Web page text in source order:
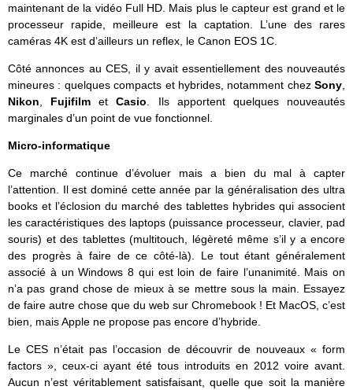
maintenant de la vidéo Full HD. Mais plus le capteur est grand et le
processeur rapide, meilleure est la captation. L’une des rares
caméras 4K est d’ailleurs un reflex, le Canon EOS 1C.
Côté annonces au CES, il y avait essentiellement des nouveautés
mineures : quelques compacts et hybrides, notamment chez Sony
Nikon
Fujifilm etCasio . Ils apportent quelques nouveautés
marginales d’un point de vue fonctionnel.
Micro-informatique
Ce marché continue d’évoluer mais a bien du mal à capter
l’attention. Il est dominé cette année par la généralisation des ultra
books et l’éclosion du marché des tablettes hybrides qui associent
les caractéristiques des laptops (puissance processeur, clavier, pad
souris) et des tablettes (multitouch, légèreté même s’il y a encore
des progrès à faire de ce côté-là). Le tout étant généralement
associé à un Windows 8 qui est loin de faire l’unanimité. Mais on
n’a pas grand chose de mieux à se mettre sous la main. Essayez
de faire autre chose que du web sur Chromebook ! Et MacOS, c’est
bien, mais Apple ne propose pas encore d’hybride.
Le CES n’était pas l’occasion de découvrir de nouveaux « form
factors », ceux-ci ayant été tous introduits en 2012 voire avant.
Aucun n’est véritablement satisfaisant, quelle que soit la manière